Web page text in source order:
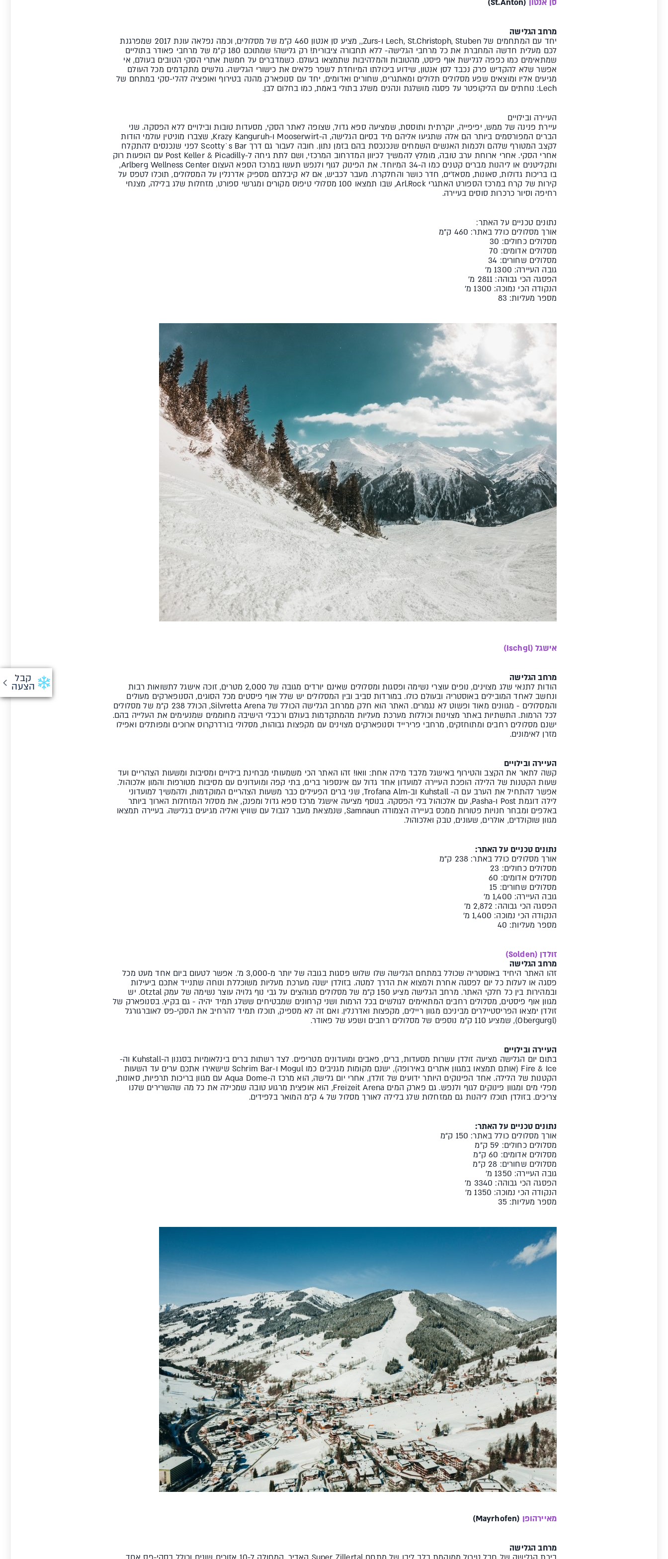
קבל
הצעה
סן אנטון (St.Anton)
מרחב הגלישה
יחד עם המתחמים של Lech, St.Christoph, Stuben ו-Zurs,, מציע סן אנטון 460 ק"מ של מסלולים, וכמה נפלאה עונת 2017 שמפרגנת
לכם מעלית חדשה המחברת את כל מרחבי הגלישה- ללא תחבורה ציבורית! רק גלישה! שמתוכם 180 ק"מ של מרחבי פאודר בתוליים
שמתאימים כמו כפפה לגלישת אוף פיסט, מהטובות והמלהיבות שתמצאו בעולם. כשמדברים על חמשת אתרי הסקי הטובים בעולם, אי
אפשר שלא להקדיש פרק נכבד לסן אנטון, שידוע ביכולתו המיוחדת לשפר פלאים את כישורי הגלישה. גולשים מתקדמים מכל העולם
מגיעים אליו ומוצאים שפע מסלולים תלולים ומאתגרים, שחורים ואדומים, יחד עם סנופארק מהנה בטירוף ואופציה להלי-סקי במתחם של
Lech: נוחתים עם הליקופטר על פסגה מושלגת ונהנים משלג בתולי באמת, כמו בחלום לבן.
העיירה ובילויים
עיירת פנינה של ממש, יפיפייה, יוקרתית ותוססת, שמציעה ספא גדול, שצופה לאתר הסקי, מסעדות טובות ובילויים ללא הפסקה. שני
הברים המפורסמים ביותר הם אלה שתגיעו אליהם מיד בסיום הגלישה, ה-Mooserwirt ו-Krazy Kanguruh, שצברו מוניטין עולמי הודות
לקצב המטורף שלהם ולכמות האנשים השמחים שנכנכסת בהם בזמן נתון. חובה לעבור גם דרך Scotty`s Bar לפני שנכנסים להתקלח
אחרי הסקי. אחרי ארוחת ערב טובה, מומלץ להמשיך לכיוון המדרחוב המרכזי, ושם לתת גיחה ל-Post Keller & Picadilly עם הופעות רוק
ותקליטנים או ליהנות מברים קטנים כמו ה-34 המיוחד. את הפינוק לגוף ולנפש תעשו במרכז הספא העצום Arlberg Wellness Center,
בו בריכות גדולות, סאונות, מסאז'ים, חדר כושר והחלקרח. מעבר לכביש, אם לא קיבלתם מספיק אדרנלין על המסלולים, תוכלו לטפס על
קירות של קרח במרכז הספורט האתגרי Arl.Rock, שבו תמצאו 100 מסלולי טיפוס מקורים ומגרשי ספורט, מזחלות שלג בלילה, מצנחי
רחיפה וסיור כרכרות סוסים בעיירה.
נתונים טכניים על האתר:
אורך מסלולים כולל באתר: 460 ק"מ
מסלולים כחולים: 30
מסלולים אדומים: 70
מסלולים שחורים: 34
גובה העיירה: 1300 מ'
הפסגה הכי גבוהה: 2811 מ'
הנקודה הכי נמוכה: 1300 מ'
מספר מעליות: 83
אישגל (Ischgl)
מרחב הגלישה
הודות לתנאי שלג מצוינים, נופים עוצרי נשימה ופסגות ומסלולים שאינם יורדים מגובה של 2,000 מטרים, זוכה אישגל לתשואות רבות
ונחשב לאחד המובילים באוסטריה ובעולם כולו. במורדות סביב ובין המסלולים יש שלל אוף פיסטים מכל הסוגים, הסנופארקים מעולים
והמסלולים - מגוונים מאוד ופשוט לא נגמרים. האתר הוא חלק ממרחב הגלישה הכולל של Silvretta Arena, הכולל 238 ק"מ של מסלולים
לכל הרמות. התשתיות באתר מצוינות וכוללות מערכת מעליות מהמתקדמות בעולם ורכבלי הישיבה מחוממים שמנעימים את העלייה בהם.
ישנם מסלולים רחבים ומתוחזקים, מרחבי פרירייד וסנופארקים מצוינים עם מקפצות גבוהות, מסלולי בורדרקרוס ארוכים ומפותלים ואפילו
מזרן לאימונים.
העיירה ובילויים
קשה לתאר את הקצב והטירוף באישגל מלבד מילה אחת: וואו! זהו האתר הכי משמעותי מבחינת בילויים ומסיבות ומשעות הצהריים ועד
שעות הקטנות של הלילה הופכת העיירה למועדון אחד גדול עם אינספור ברים, בתי קפה ומועדונים עם מסיבות מטורפות והמון אלכוהול.
אפשר להתחיל את הערב עם ה- Kuhstall וב-Trofana Alm, שני ברים הפעילים כבר משעות הצהריים המוקדמות, ולהמשיך למועדוני
לילה דוגמת Post ו-Pasha, עם אלכוהול בלי הפסקה. בנוסף מציעה אישגל מרכז ספא גדול ומפנק, את מסלול המזחלות הארוך ביותר
באלפים ומבחר חנויות פטורות ממכס בעיירה הצמודה Samnaun, שנמצאת מעבר לגבול עם שוויץ ואליה מגיעים בגלישה. בעיירה תמצאו
מגוון שוקולדים, אולרים, שעונים, טבק ואלכוהול.
נתונים טכניים על האתר:
אורך מסלולים כולל באתר: 238 ק"מ
מסלולים כחולים: 23
מסלולים אדומים: 60
מסלולים שחורים: 15
גובה העיירה: 1,400 מ'
הפסגה הכי גבוהה: 2,872 מ'
הנקודה הכי נמוכה: 1,400 מ'
מספר מעליות: 40
זולדן (Solden)
מרחב הגלישה
זהו האתר היחיד באוסטריה שכולל במתחם הגלישה שלו שלוש פסגות בגובה של יותר מ-3,000 מ'. אפשר לטעום ביום אחד מעט מכל
פסגה או לעלות כל יום לפסגה אחרת ולמצוא את הדרך למטה. בזולדן ישנה מערכת מעליות משוכללת ונוחה שתנייד אתכם ביעילות
ובמהירות בין כל חלקי האתר. מרחב הגלישה מציע 150 ק"מ של מסלולים מגוהצים על גבי נוף גלויה עוצר נשימה של עמק Otztal. יש
מגוון אוף פיסטים, מסלולים רחבים המתאימים לגולשים בכל הרמות ושני קרחונים שמבטיחים ששלג תמיד יהיה - גם בקיץ. בסנופארק של
זולדן ימצאו הפריסטיילרים מביניכם מגוון ריילים, מקפצות ואדרנלין. ואם זה לא מספיק, תוכלו תמיד להרחיב את הסקי-פס לאוברגורגל
(Obergurgl), שמציע 110 ק"מ נוספים של מסלולים רחבים ושפע של פאודר.
העיירה ובילויים
בתום יום הגלישה מציעה זולדן עשרות מסעדות, ברים, פאבים ומועדונים מטריפים. לצד רשתות ברים בינלאומיות בסגנון ה-Kuhstall וה-
Fire & Ice (אותם תמצאו במגוון אתרים באירופה), ישנם מקומות מגניבים כמו Mogul ו-Schrim Bar שישאירו אתכם ערים עד השעות
הקטנות של הלילה. אחד הפינוקים היותר ידועים של זולדן, אחרי יום גלישה, הוא מרכז ה-Aqua Dome עם מגוון בריכות תרפיות, סאונות,
מפלי מים ומגוון פינוקים לגוף ולנפש. גם פארק המים Freizeit Arena, הוא אופצית מרגוע טובה שמכילה את כל מה שהשרירים שלנו
צריכים. בזולדן תוכלו ליהנות גם ממזחלות שלג בלילה לאורך מסלול של 4 ק"מ המואר בלפידים.
נתונים טכניים על האתר:
אורך מסלולים כולל באתר: 150 ק"מ
מסלולים כחולים: 59 ק"מ
מסלולים אדומים: 60 ק"מ
מסלולים שחורים: 28 ק"מ
גובה העיירה: 1350 מ'
הפסגה הכי גבוהה: 3340 מ'
הנקודה הכי נמוכה: 1350 מ'
מספר מעליות: 35
מאיירהופן (Mayrhofen)
מרחב הגלישה